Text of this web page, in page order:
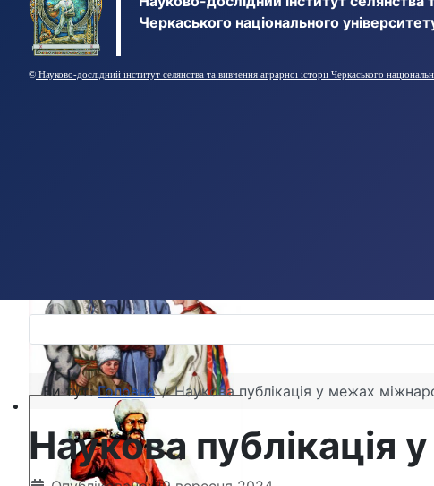
Ви тут:Головна Наукова публікація у межах
Наукова
Черкаського національного
© Науково-дослідний інститут селянства та вивчення аграрної історії Черкаського